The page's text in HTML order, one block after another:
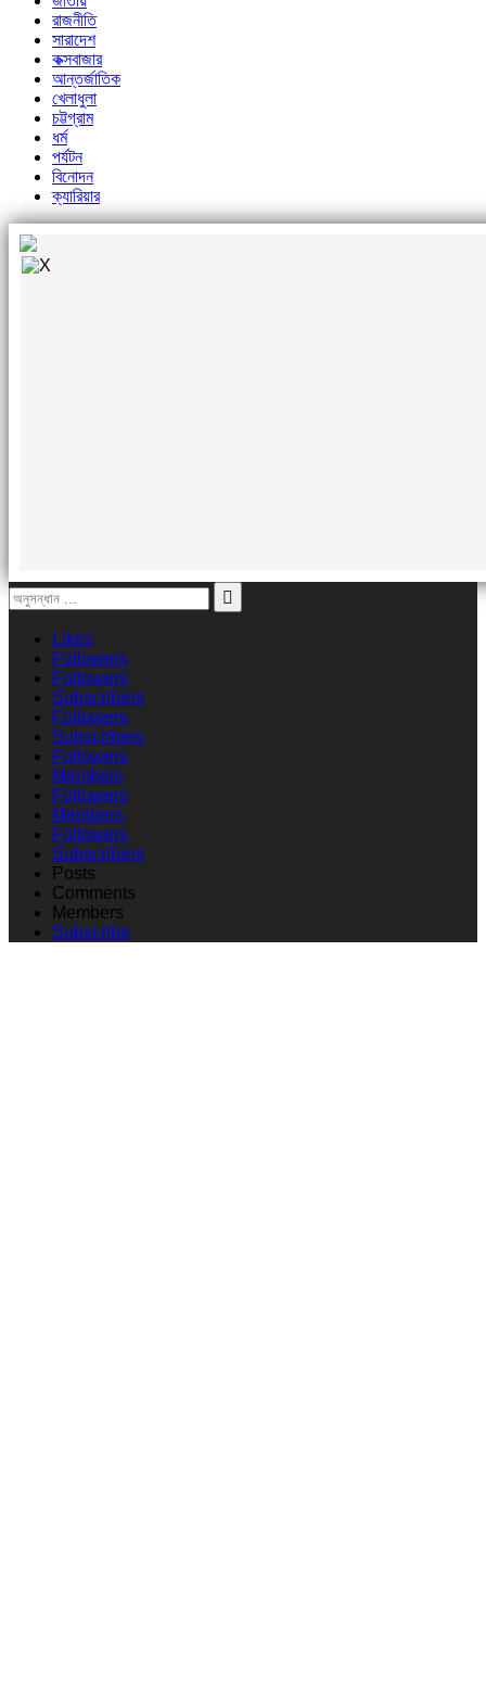
রাজনীতি
সারাদেশ
কক্সবাজার
আন্তর্জাতিক
খেলাধুলা
চট্টগ্রাম
ধর্ম
পর্যটন
বিনোদন
ক্যারিয়ার
Likes
Followers
Followers
Subscribers
Followers
Subscribers
Followers
Members
Followers
Members
Followers
Subscribers
Posts
Comments
Members
Subscribe